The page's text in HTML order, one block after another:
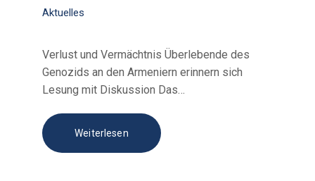
Aktuelles
Verlust und Vermächtnis Überlebende des
Genozids an den Armeniern erinnern sich
Lesung mit Diskussion Das…
Weiterlesen